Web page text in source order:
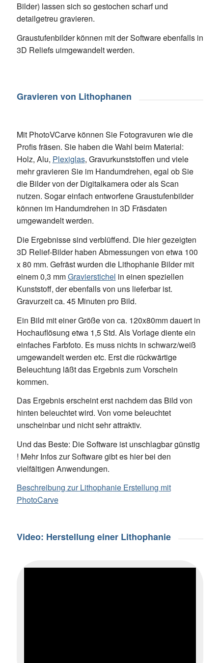
Bilder) lassen sich so gestochen scharf und
detailgetreu gravieren.
Graustufenbilder können mit der Software ebenfalls in
3D Reliefs uimgewandelt werden.
Gravieren von Lithophanen
Mit PhotoVCarve können Sie Fotogravuren wie die
Profis fräsen. Sie haben die Wahl beim Material:
Holz, Alu, Plexiglas, Gravurkunststoffen und viele
mehr gravieren Sie im Handumdrehen, egal ob Sie
die Bilder von der Digitalkamera oder als Scan
nutzen. Sogar einfach entworfene Graustufenbilder
können im Handumdrehen in 3D Fräsdaten
umgewandelt werden.
Die Ergebnisse sind verblüffend. Die hier gezeigten
3D Relief-Bilder haben Abmessungen von etwa 100
x 80 mm. Gefräst wurden die Lithophanie Bilder mit
einem 0,3 mmGravierstichel in einen speziellen
Kunststoff, der ebenfalls von uns lieferbar ist.
Gravurzeit ca. 45 Minuten pro Bild.
Ein Bild mit einer Größe von ca. 120x80mm dauert in
Hochauflösung etwa 1,5 Std. Als Vorlage diente ein
einfaches Farbfoto. Es muss nichts in schwarz/weiß
umgewandelt werden etc. Erst die rückwärtige
Beleuchtung läßt das Ergebnis zum Vorschein
kommen.
Das Ergebnis erscheint erst nachdem das Bild von
hinten beleuchtet wird. Von vorne beleuchtet
unscheinbar und nicht sehr attraktiv.
Und das Beste: Die Software ist unschlagbar günstig
! Mehr Infos zur Software gibt es hier bei den
vielfältigen Anwendungen.
Beschreibung zur Lithophanie Erstellung mit
PhotoCarve
Video: Herstellung einer Lithophanie